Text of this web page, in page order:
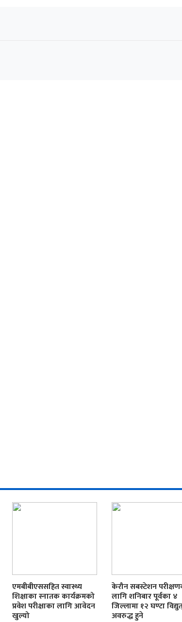
एमबीबीएससहित स्वास्थ्य
शिक्षाका स्नातक कार्यक्रमको
प्रवेश परीक्षाका लागि आवेदन
खुल्यो
केरौन सबस्टेशन
लागि शनिबार पूर्वका ४
जिल्लामा १२ घण्टा
अवरुद्ध हुने